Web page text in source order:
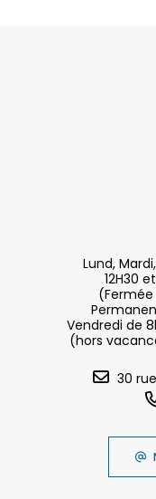
Lund,
12H30
Vendredi de
(hors
30